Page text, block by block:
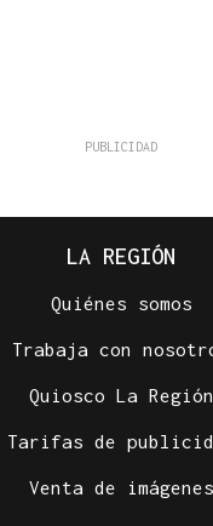
LA REGIÓN
Quiénes somos
Trabaja con
Quiosco La Región
Tarifas de
Venta de imágenes